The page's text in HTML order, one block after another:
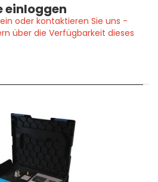
einloggen
oder kontaktieren Sie uns -
über die Verfügbarkeit dieses